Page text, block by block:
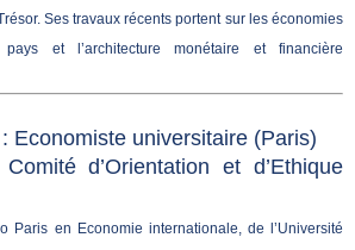
Ses travaux récents portent sur les économies
et l’architecture monétaire et financière
Economiste universitaire (Paris)
d’Orientation et d’Ethique
Paris en Economie internationale, de l’Université